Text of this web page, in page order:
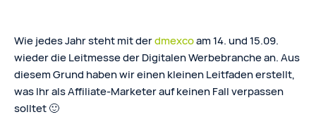
Wie jedes Jahr steht mit derdmexcoam 14. und 15.09.
wieder die Leitmesse der Digitalen Werbebranche an. Aus
diesem Grund haben wir einen kleinen Leitfaden erstellt,
was Ihr als Affiliate-Marketer auf keinen Fall verpassen
solltet 🙂